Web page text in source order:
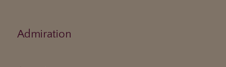
Admiration